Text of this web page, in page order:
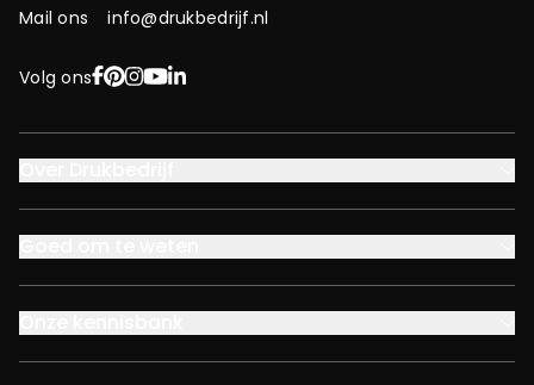
Mail ons
info@drukbedrijf.nl
Volg onsFacebook
Pinterest
Instagram
YouTube
LinkedIn